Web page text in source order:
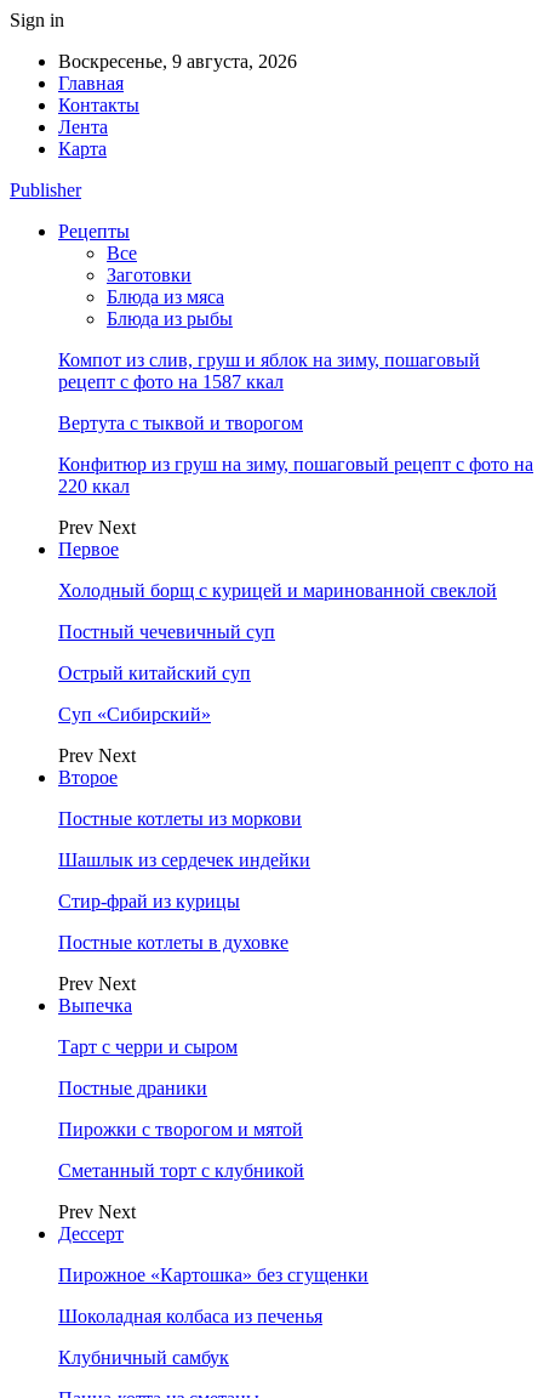
Sign in
Воскресенье, 9 августа, 2026
Главная
Контакты
Лента
Карта
Publisher
Рецепты
Все
Заготовки
Блюда из мяса
Блюда из рыбы
Компот из слив, груш и яблок на зиму, пошаговый
рецепт с фото на 1587 ккал
Вертута с тыквой и творогом
Конфитюр из груш на зиму, пошаговый рецепт с фото на
220 ккал
Prev Next
Первое
Холодный борщ с курицей и маринованной свеклой
Постный чечевичный суп
Острый китайский суп
Суп «Сибирский»
Prev Next
Второе
Постные котлеты из моркови
Шашлык из сердечек индейки
Стир-фрай из курицы
Постные котлеты в духовке
Prev Next
Выпечка
Тарт с черри и сыром
Постные драники
Пирожки с творогом и мятой
Сметанный торт с клубникой
Prev Next
Дессерт
Пирожное «Картошка» без сгущенки
Шоколадная колбаса из печенья
Клубничный самбук